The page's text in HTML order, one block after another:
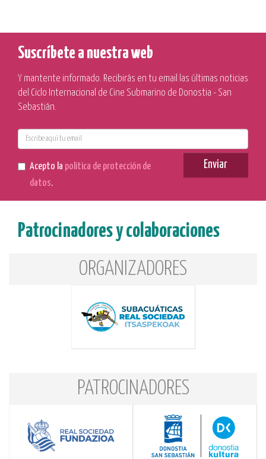
Suscríbete a nuestra web
Y mantente informado. Recibirás en tu email las últimas noticias
del Ciclo Internacional de Cine Submarino de Donostia - San
Sebastián.
Acepto la política de protección de
datos.
Enviar
Patrocinadores y colaboraciones
ORGANIZADORES
PATROCINADORES